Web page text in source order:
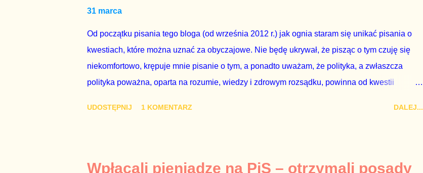
człowieka i szanującego podstawowe reguły demokraty jest takie referendum zbojkotować. W
procedurze zmiany Konstytu...
31 marca
Od początku pisania tego bloga (od września 2012 r.) jak ognia staram się unikać pisania o
kwestiach, które można uznać za obyczajowe. Nie będę ukrywał, że pisząc o tym czuję się
niekomfortowo, krępuje mnie pisanie o tym, a ponadto uważam, że polityka, a zwłaszcza
polityka poważna, oparta na rozumie, wiedzy i zdrowym rozsądku, powinna od kwestii
prawdziwe – zagrażają interesowi publicznemu całego państwa. Zastrzeżenie „jeśli są
UDOSTĘPNIJ 1 KOMENTARZ DALEJ...
Wpłacali pieniądze na PiS – otrzymali posady